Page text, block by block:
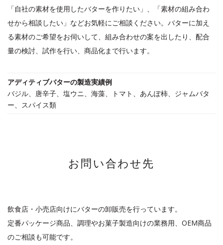
「自社の素材を使用したバターを作りたい」、「素材の組み合わ
せから相談したい」などお気軽にご相談ください。バターに加え
る素材のご希望をお伺いして、組み合わせの案を出したり、配合
量の検討、試作を行い、商品化まで行います。
アディティブバターの製造実績例
バジル、唐辛子、塩ウニ、海藻、トマト、あんぽ柿、ジャムバタ
ー、スパイス類
お問い合わせ先
飲食店・小売店向けにバターの卸販売を行っています。
定番パッケージ商品、調理やお菓子製造向けの業務用、OEM商品
のご相談も可能です。